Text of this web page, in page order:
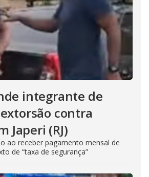
integrante de
contra
Japeri (RJ)
ao receber pagamento mensal de
de “taxa de segurança”